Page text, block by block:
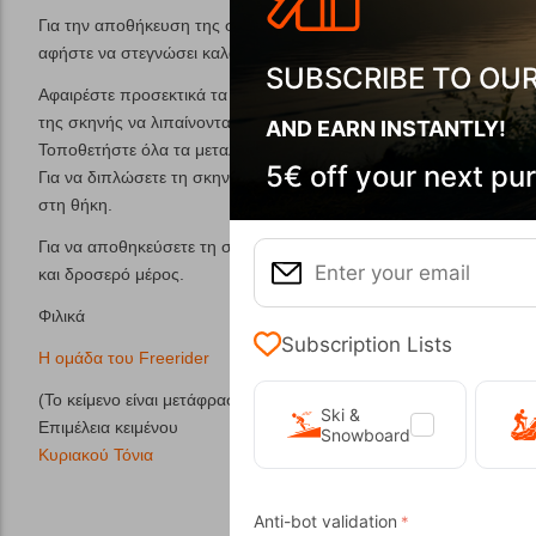
Για την αποθήκευση της σκηνής επιβάλλεται ένα καλό
αφήστε να στεγνώσει καλά πριν τη συσκευάσετε. Ποτέ μην
Αφαιρέστε προσεκτικά τα πασσαλάκια και τιςμπανέλεςγια να
της σκηνής να λιπαίνονται ελαφρώς για την αποφυγή οξείδωσης
Τοποθετήστε όλα τα μεταλλικά μέρη της σε μια μεριά της
Για να διπλώσετε τη σκηνή χρησιμοποιήστε σαν οδηγό τη θήκη
στη θήκη.
Για να αποθηκεύσετε τη σκηνή θα πρέπει να είναι τελείως
και δροσερό μέρος.
Φιλικά
Η ομάδα του Freerider
(Το κείμενο είναι μετάφραση από την
για τη σωστή
Επιμέλεια κειμένου
Κυριακού Τόνια
SUBSCRIBE TO
AND EARN INSTANTLY!
5€ off your next
Subscription Lists
Ski &
Snowboard
Anti-bot validation